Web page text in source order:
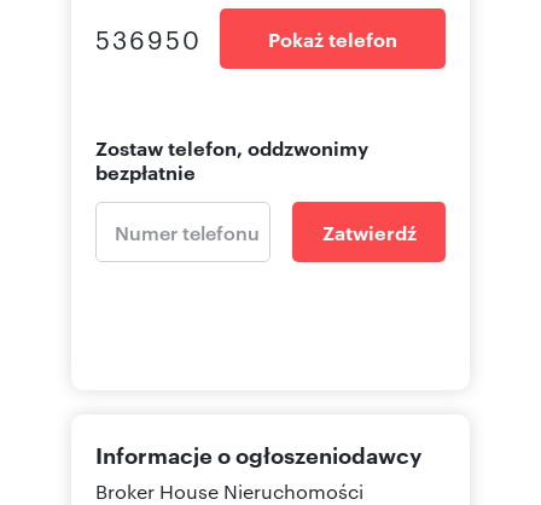
Nr licencji zawodowej: 11486
536950 Pokaż telefon
Zostaw telefon, oddzwonimy
bezpłatnie
Zatwierdź
Informacje o ogłoszeniodawcy
Broker House Nieruchomości